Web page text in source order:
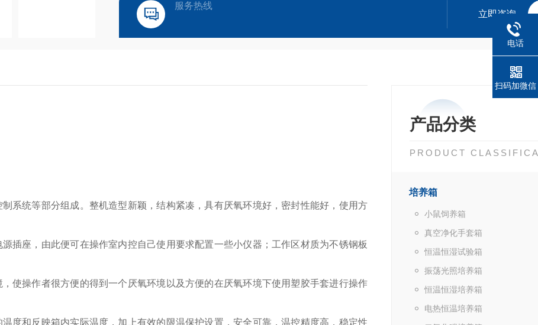
服务热线
立即咨询
产品分类
PRODUCT
培养箱
小鼠饲养箱
真空净化手套箱
恒温恒湿试验箱
振荡光照培养箱
恒温恒湿培养箱
电热恒温培养箱
系统等部分组成。整机造型新颖，结构紧凑，具有厌氧环境好，密封性能好，使用方
插座，由此便可在操作室内控自己使用要求配置一些小仪器；工作区材质为不锈钢板
使操作者很方便的得到一个厌氧环境以及方便的在厌氧环境下使用塑胶手套进行操作
度和反映箱内实际温度，加上有效的限温保护设置，安全可靠，温控精度高，稳定性
电话
扫码加微信